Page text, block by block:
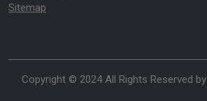
Sitemap
Copyright © 2024 All Rights Reserved by